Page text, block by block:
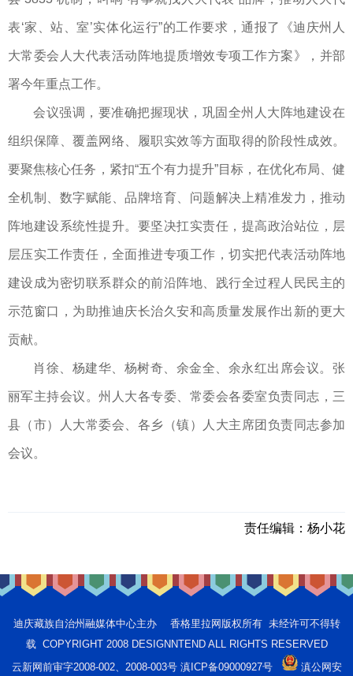
表‘家、站、室’实体化运行”的工作要求，通报了《迪庆州人
大常委会人大代表活动阵地提质增效专项工作方案》，并部
署今年重点工作。
会议强调，要准确把握现状，巩固全州人大阵地建设在
组织保障、覆盖网络、履职实效等方面取得的阶段性成效。
要聚焦核心任务，紧扣“五个有力提升”目标，在优化布局、健
全机制、数字赋能、品牌培育、问题解决上精准发力，推动
阵地建设系统性提升。要坚决扛实责任，提高政治站位，层
层压实工作责任，全面推进专项工作，切实把代表活动阵地
建设成为密切联系群众的前沿阵地、践行全过程人民民主的
示范窗口，为助推迪庆长治久安和高质量发展作出新的更大
贡献。
肖徐、杨建华、杨树奇、余金全、余永红出席会议。张
丽军主持会议。州人大各专委、常委会各委室负责同志，三
县（市）人大常委会、各乡（镇）人大主席团负责同志参加
会议。
责任编辑： 杨小花
迪庆藏族自治州融媒体中心主办 香格里拉网版权所有 未经许可不得转
载 COPYRIGHT 2008 DESIGNNTEND ALL RIGHTS RESERVED
云新网前审字2008-002、2008-003号 滇ICP备09000927号
滇公网安